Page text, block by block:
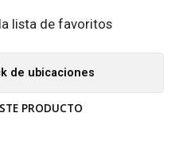
lista de favoritos
de ubicaciones
PRODUCTO